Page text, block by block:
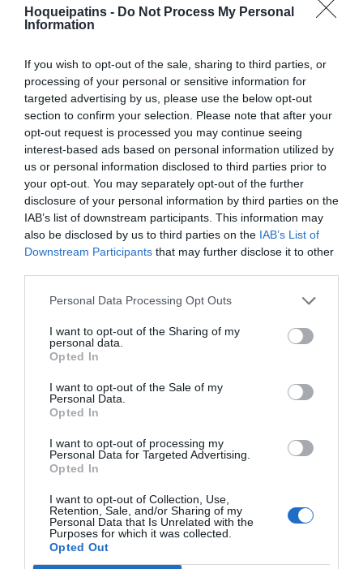
Hoqueipatins - Do Not Process My Personal
Information
If you wish to opt-out of the sale, sharing to third parties, or
processing of your personal or sensitive information for
targeted advertising by us, please use the below opt-out
section to confirm your selection. Please note that after your
opt-out request is processed you may continue seeing
interest-based ads based on personal information utilized by
us or personal information disclosed to third parties prior to
your opt-out. You may separately opt-out of the further
disclosure of your personal information by third parties on the
IAB’s list of downstream participants. This information may
also be disclosed by us to third parties on the IAB’s List of
Downstream Participants that may further disclose it to other
Personal Data Processing Opt Outs
I want to opt-out of the Sharing of my
personal data.
Opted In
I want to opt-out of the Sale of my
Personal Data.
Opted In
I want to opt-out of processing my
Personal Data for Targeted Advertising.
Opted In
I want to opt-out of Collection, Use,
Retention, Sale, and/or Sharing of my
Personal Data that Is Unrelated with the
Purposes for which it was collected.
Opted Out
RESULTADOS
COMPETIÇÕESNACIONAIS
PLACARD
DIVISÃO
DIVISÃO
FEMININO
DIVERSAS
WSE MEN
CHAMPIONS
WSE WOMEN
CHAMPIONS
WSE CUP
MEN
WSE CUP
WOMEN
WSE
TROPHY